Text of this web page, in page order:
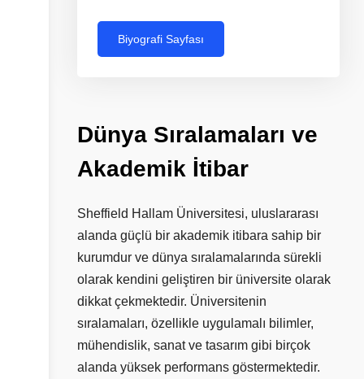
Biyografi Sayfası
Dünya Sıralamaları ve
Akademik İtibar
Sheffield Hallam Üniversitesi, uluslararası
alanda güçlü bir akademik itibara sahip bir
kurumdur ve dünya sıralamalarında sürekli
olarak kendini geliştiren bir üniversite olarak
dikkat çekmektedir. Üniversitenin
sıralamaları, özellikle uygulamalı bilimler,
mühendislik, sanat ve tasarım gibi birçok
alanda yüksek performans göstermektedir.